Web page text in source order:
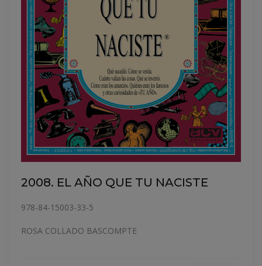
2008. EL AÑO QUE TU NACISTE
978-84-15003-33-5
ROSA COLLADO BASCOMPTE